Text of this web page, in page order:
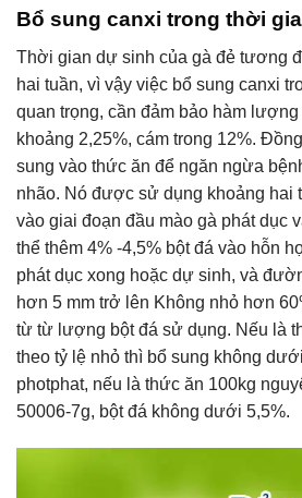
Bổ sung canxi trong thời
Thời gian dự sinh ​​của gà đẻ tương
hai tuần, vì vậy việc bổ sung canxi
quan trọng, cần đảm bảo hàm
khoảng 2,25%, cám trong 12%.
sung vào thức ăn để ngăn ngừa
nhão. Nó được sử dụng khoảng
vào giai đoạn đầu mào gà phát dục
thể thêm 4% -4,5% bột đá vào hỗn
phát dục xong hoặc dự sinh, và
hơn 5 mm trở lên Không nhỏ hơn
từ từ lượng bột đá sử dụng. Nếu là
theo tỷ lệ nhỏ thì bổ sung không
photphat, nếu là thức ăn 100kg
50006-7g, bột đá không dưới 5,5%.